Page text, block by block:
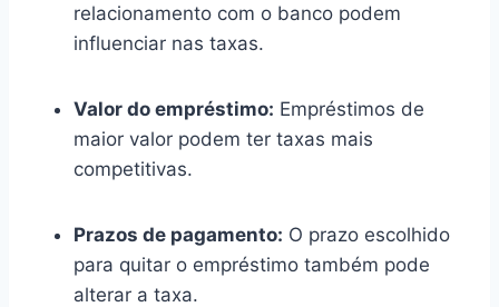
relacionamento com o banco podem
influenciar nas taxas.
Valor do empréstimo: Empréstimos de
maior valor podem ter taxas mais
competitivas.
Prazos de pagamento: O prazo escolhido
para quitar o empréstimo também pode
alterar a taxa.